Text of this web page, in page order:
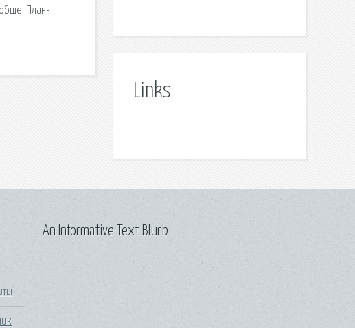
План-
Links
An Informative Text Blurb